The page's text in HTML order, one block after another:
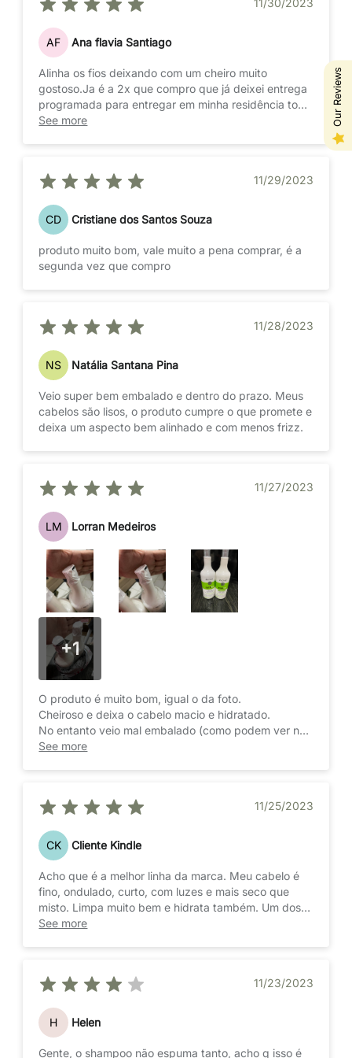
11/30/2023
AF Ana flavia Santiago
Alinha os fios deixando com um cheiro muito
gostoso.Ja é a 2x que compro que já deixei entrega
programada para entregar em minha residência todo
mês
See more
11/29/2023
CD Cristiane dos Santos Souza
produto muito bom, vale muito a pena comprar, é a
segunda vez que compro
11/28/2023
NS Natália Santana Pina
Veio super bem embalado e dentro do prazo. Meus
cabelos são lisos, o produto cumpre o que promete e
deixa um aspecto bem alinhado e com menos frizz.
11/27/2023
LM Lorran Medeiros
+1
O produto é muito bom, igual o da foto.
Cheiroso e deixa o cabelo macio e hidratado.
No entanto veio mal embalado (como podem ver na
foto) é isso me fez perder produto.
See more
11/25/2023
CK Cliente Kindle
Acho que é a melhor linha da marca. Meu cabelo é
fino, ondulado, curto, com luzes e mais seco que
misto. Limpa muito bem e hidrata também. Um dos
poucos produtos que não deixa meu cabelo com
See more
11/23/2023
H Helen
Gente, o shampoo não espuma tanto, acho q isso é
Our Reviews